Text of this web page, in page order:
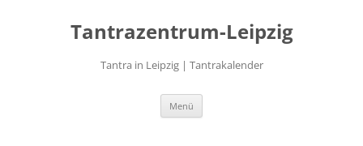
Tantrazentrum-Leipzig
Tantra in Leipzig | Tantrakalender
Menü